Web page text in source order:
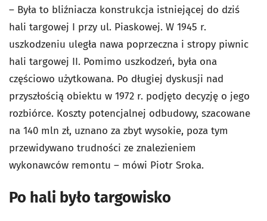
– Była to bliźniacza konstrukcja istniejącej do dziś
hali targowej I przy ul. Piaskowej. W 1945 r.
uszkodzeniu uległa nawa poprzeczna i stropy piwnic
hali targowej II. Pomimo uszkodzeń, była ona
częściowo użytkowana. Po długiej dyskusji nad
przyszłością obiektu w 1972 r. podjęto decyzję o jego
rozbiórce. Koszty potencjalnej odbudowy, szacowane
na 140 mln zł, uznano za zbyt wysokie, poza tym
przewidywano trudności ze znalezieniem
wykonawców remontu – mówi Piotr Sroka.
Po hali było targowisko